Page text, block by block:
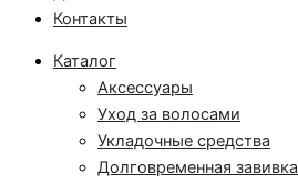
Контакты
Каталог
Аксессуары
Уход за волосами
Укладочные средства
Долговременная завивка